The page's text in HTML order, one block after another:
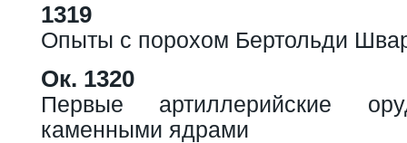
1319
Опыты с порохом Бертольди
Ок. 1320
Первые артиллерийские
каменными ядрами